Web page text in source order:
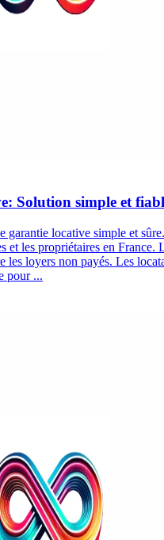
Solution simple et
garantie locative simple et sûre.
et les propriétaires en France.
les loyers non payés. Les
pour ...